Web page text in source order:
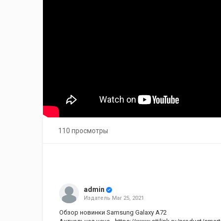
110 просмотры
admin
Издатель Mar 25, 2021
Обзор новинки Samsung Galaxy A72